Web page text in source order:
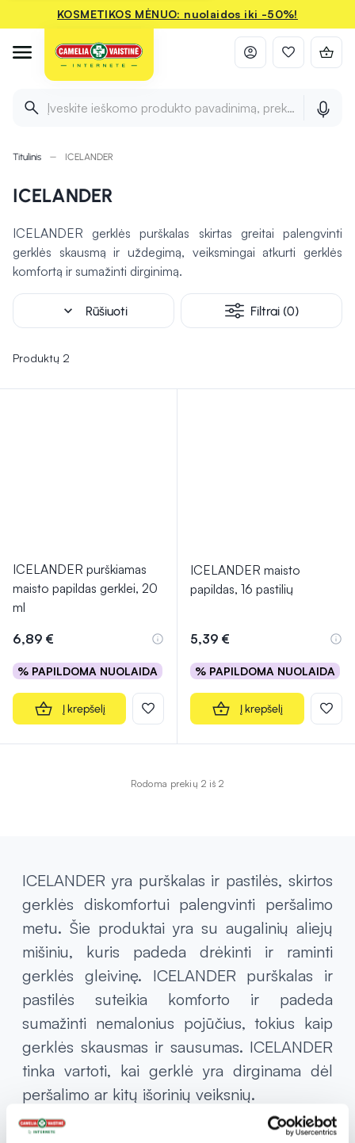
KOSMETIKOS MĖNUO: nuolaidos iki -50%!
Įveskite ieškomo produkto pavadinimą, prekės ženklą ir
Titulinis ICELANDER
ICELANDER
ICELANDER gerklės purškalas skirtas greitai palengvinti
gerklės skausmą ir uždegimą, veiksmingai atkurti gerklės
komfortą ir sumažinti dirginimą.
expand_more Rūšiuoti Filtrai (0)
Produktų 2
ICELANDER purškiamas
maisto papildas gerklei, 20
ml
6,89 €
% PAPILDOMA NUOLAIDA
Į krepšelį
ICELANDER maisto
papildas, 16 pastilių
5,39 €
% PAPILDOMA NUOLAIDA
Į krepšelį
Rodoma prekių 2 iš 2
ICELANDER yra purškalas ir pastilės, skirtos
gerklės diskomfortui palengvinti peršalimo
metu. Šie produktai yra su augalinių aliejų
mišiniu, kuris padeda drėkinti ir raminti
gerklės gleivinę. ICELANDER purškalas ir
pastilės suteikia komforto ir padeda
sumažinti nemalonius pojūčius, tokius kaip
gerklės skausmas ir sausumas. ICELANDER
tinka vartoti, kai gerklė yra dirginama dėl
peršalimo ar kitų išorinių veiksnių.